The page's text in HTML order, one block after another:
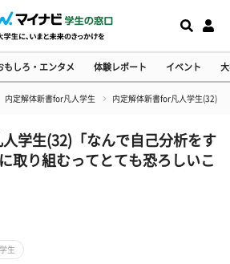
もしろ・エンタメ 体験レポート イベント
内定解体新書for凡人学生 内定解体新書for凡人学生(32)「
学生(32)「なんで自己分析をす
取り組むってとても恐ろしいこ
生